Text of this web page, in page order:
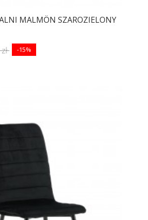
MALMÖN SZAROZIELONY
-15%